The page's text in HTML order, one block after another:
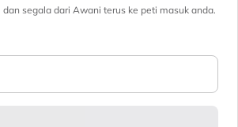
segala dari Awani terus ke peti masuk anda.